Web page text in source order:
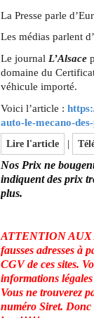
La Presse parle
Les médias parlent
Le journal L’Alsace
domaine du
véhicule importé.
Voici l’article :
auto-le-mecano-
Lire l'article |
Nos Prix ne
indiquent des prix
plus.
ATTENTION AUX
fausses adresses à
CGV de ces sites.
informations
Vous ne trouverez
numéro Siret. Donc